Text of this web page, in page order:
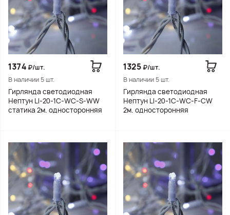
1374 ₽/шт.
В наличии 5 шт.
Гирлянда светодиодная
Нептун LI-20-1C-WC-S-WW
статика 2м. односторонняя
1325 ₽/шт.
В наличии 5 шт.
Гирлянда светодиодная
Нептун LI-20-1C-WC-F-CW
2м. односторонняя